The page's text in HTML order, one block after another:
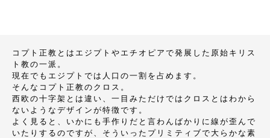
コプト正教とはエジプトやエチオピアで発展した原始キリス
ト教の一派。
現在でもエジプトでは人口の一割を占めます。
そんなコプト正教のクロス。
西欧の十字架とは違い、一目みただけではクロスとはわから
ないようなデザインが特徴です。
よく見ると、いかにも手作りだと言わんばかりに線が歪んで
いたりするのですが、そういったプリミティブで大らかな素